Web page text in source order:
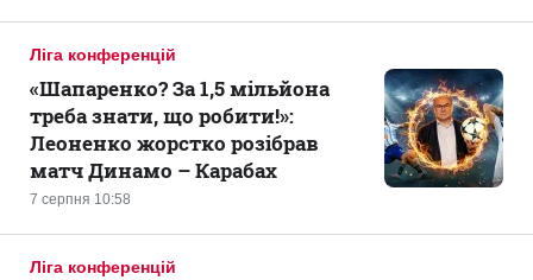
Ліга конференцій
7 серпня 10:58
«Шапаренко? За 1,5 мільйона
треба знати, що робити!»:
Леоненко жорстко розібрав
матч Динамо – Карабах
Ліга конференцій